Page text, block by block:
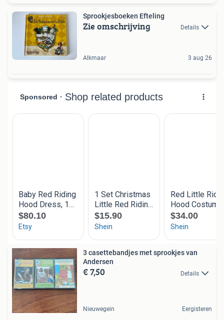
Sprookjesboeken Efteling
Zie omschrijving Details
Alkmaar 3 aug 26
3 casettebandjes met sprookjes van
Andersen
€ 7,50 Details
Nieuwegein Eergisteren